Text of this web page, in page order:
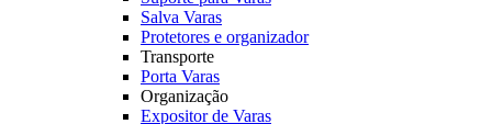
Salva Varas
Protetores e organizador
Transporte
Porta Varas
Organização
Expositor de Varas